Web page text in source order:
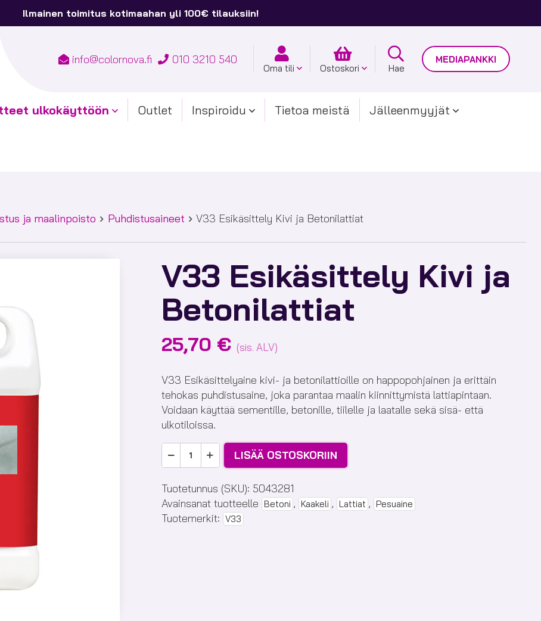
Ilmainen toimitus kotimaahan yli 100€ tilauksiin!
info@colornova.fi 010 3210 540
Oma tili Ostoskori Hae
MEDIAPANKKI
ulkokäyttöön Outlet Inspiroidu Tietoa meistä Jälleenmyyjät
ja maalinpoisto Puhdistusaineet V33 Esikäsittely Kivi ja Betonilattiat
V33 Esikäsittely Kivi ja
Betonilattiat
25,70 € (sis. ALV)
V33 Esikäsittelyaine kivi- ja betonilattioille on happopohjainen ja erittäin
tehokas puhdistusaine, joka parantaa maalin kiinnittymistä lattiapintaan.
Voidaan käyttää sementille, betonille, tiilelle ja laatalle sekä sisä- että
ulkotiloissa.
Esikäsittely
ja
Betonilattiat
määrä
LISÄÄ OSTOSKORIIN
Tuotetunnus (SKU): 5043281
Avainsanat tuotteelle Betoni , Kaakeli , Lattiat , Pesuaine
Tuotemerkit: V33